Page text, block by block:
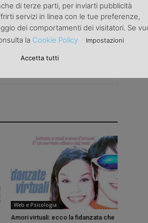
Web e Psicologia
Amori virtuali: ecco la fidanzata che
di terze parti, per inviarti pubblicità
servizi in linea con le tue preferenze,
dei comportamenti dei visitatori. Se
la Cookie Policy Impostazioni
Accetta tutti